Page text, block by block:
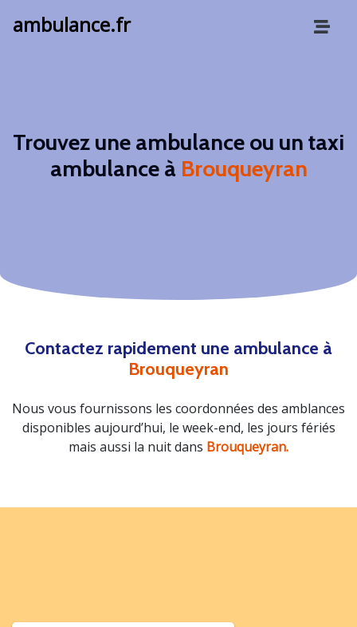
ambulance.fr
Trouvez une ambulance ou un taxi
ambulance à Brouqueyran
Contactez rapidement une ambulance à
Brouqueyran
Nous vous fournissons les coordonnées des amblances
disponibles aujourd’hui, le week-end, les jours fériés
mais aussi la nuit dans Brouqueyran.